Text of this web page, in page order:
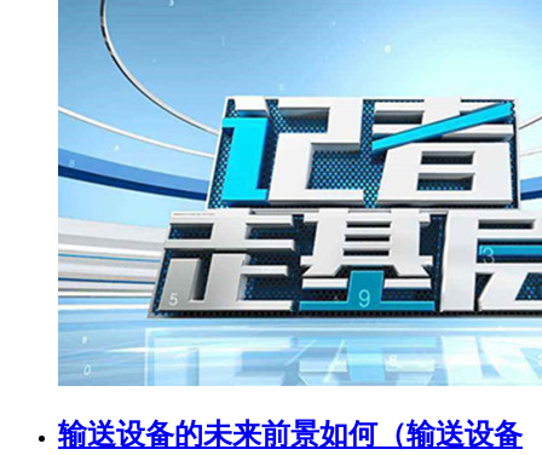
输送设备的未来前景如何（输送设备